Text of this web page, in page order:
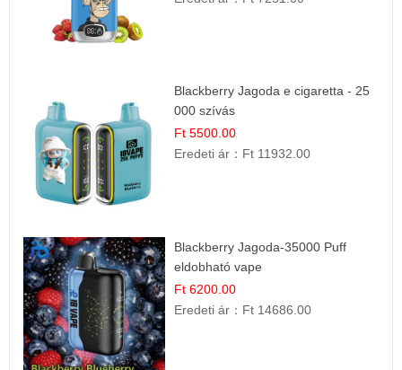
Blackberry Jagoda e cigaretta - 25
000 szívás
Ft 5500.00
Eredeti ár： Ft 11932.00
Blackberry Jagoda-35000 Puff
eldobható vape
Ft 6200.00
Eredeti ár： Ft 14686.00